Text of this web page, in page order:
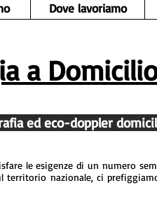
Dove lavoriamo
a
ed eco-doppler
le esigenze di un numero
territorio nazionale, ci